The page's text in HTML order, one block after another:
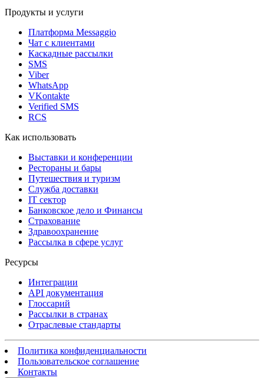
Продукты и услуги
Платформа Messaggio
Чат с клиентами
Каскадные рассылки
SMS
Viber
WhatsApp
VKontakte
Verified SMS
RCS
Как использовать
Выставки и конференции
Рестораны и бары
Путешествия и туризм
Служба доставки
IT сектор
Банковское дело и Финансы
Страхование
Здравоохранение
Рассылка в сфере услуг
Ресурсы
Интеграции
API документация
Глоссарий
Рассылки в странах
Отраслевые стандарты
Политика конфиденциальности
Пользовательское соглашение
Контакты